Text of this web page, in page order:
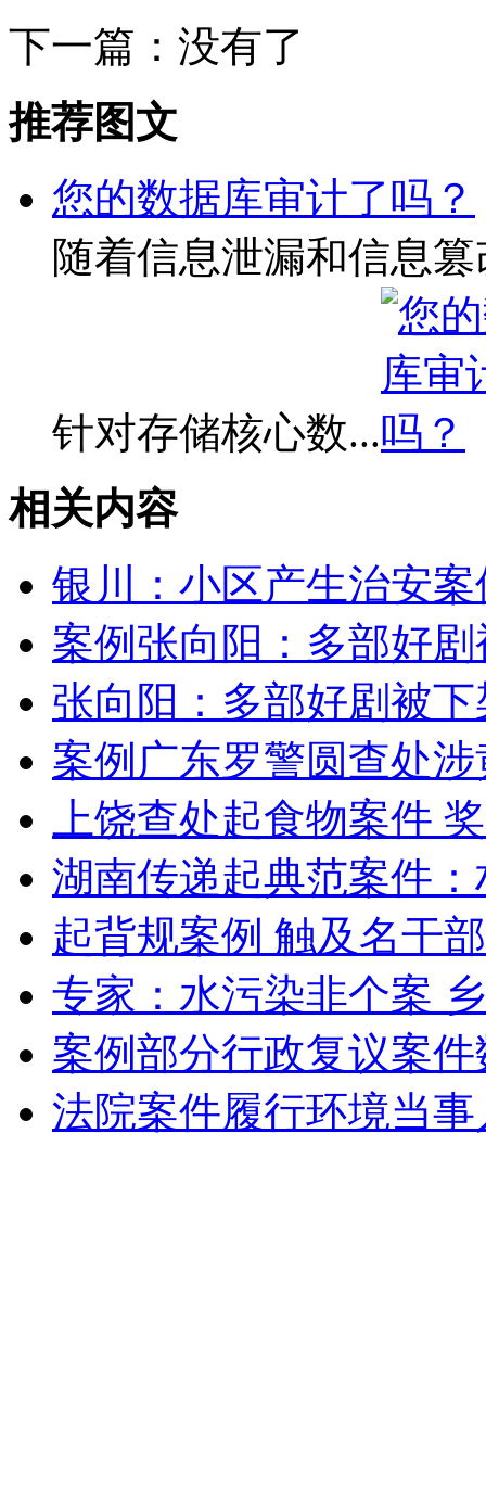
下一篇：没有了
推荐图文
您的数据库审计了吗？
随着信息泄漏和信息
针对存储核心数...
相关内容
银川：小区产生治安
案例张向阳：多部好
张向阳：多部好剧被
案例广东罗警圆查处
上饶查处起食物案件
湖南传递起典范案件
起背规案例 触及名干部
专家：水污染非个案
案例部分行政复议案
法院案件履行环境当